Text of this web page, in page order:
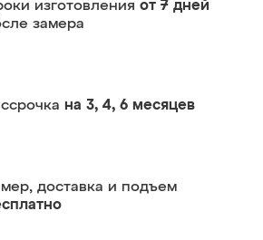
изготовления от 7 дней
замера
на 3, 4, 6 месяцев
доставка и подъем